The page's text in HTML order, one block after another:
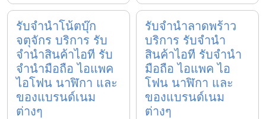
รับจำนำโน้ตบุ๊ก
จตุจักร บริการ รับ
จำนำสินค้าไอที รับ
จำนำมือถือ ไอแพค
ไอโฟน นาฬิกา และ
ของแบรนด์เนม
ต่างๆ
รับจำนำลาดพร้าว
บริการ รับจำนำ
สินค้าไอที รับจำนำ
มือถือ ไอแพค ไอ
โฟน นาฬิกา และ
ของแบรนด์เนม
ต่างๆ